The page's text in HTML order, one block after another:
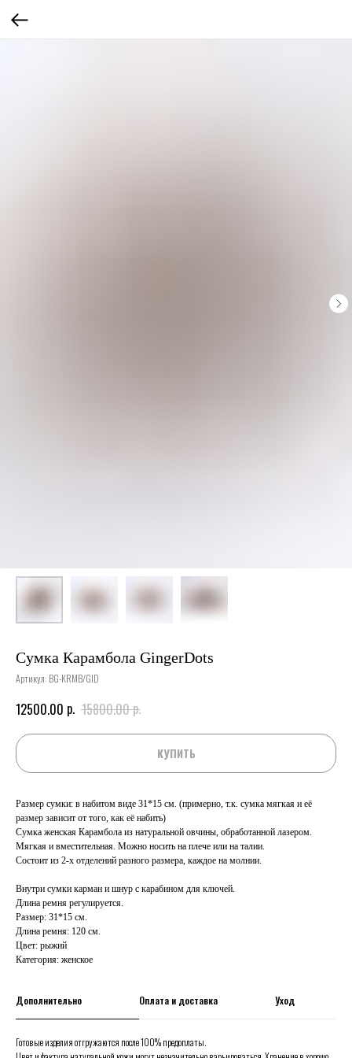
Сумка Карамбола GingerDots
Артикул: BG-KRMB/GID
12500.00 р. 15800.00р.
КУПИТЬ
Размер сумки: в набитом виде 31*15 см. (примерно, т.к. сумка мягкая и её
размер зависит от того, как её набить)
Сумка женская Карамбола из натуральной овчины, обработанной лазером.
Мягкая и вместительная. Можно носить на плече или на талии.
Состоит из 2-х отделений разного размера, каждое на молнии.
Внутри сумки карман и шнур с карабином для ключей.
Длина ремня регулируется.
Размер: 31*15 см.
Длина ремня: 120 см.
Цвет: рыжий
Категория: женское
Дополнительно Оплата и доставка Уход
Готовые изделия отгружаются после 100% предоплаты.